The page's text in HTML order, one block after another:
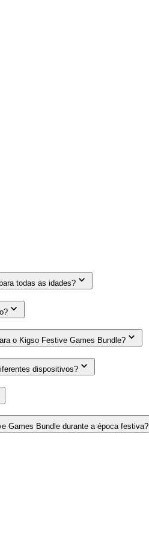
todas as idades?
o Kigso Festive Games Bundle?
dispositivos?
Games Bundle durante a época festiva?